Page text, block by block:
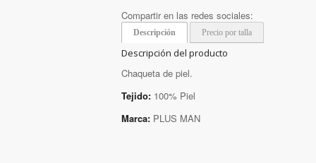
Compartir en las redes sociales:
Descripción Precio por talla
Descripción del producto
Chaqueta de piel.
Tejido: 100% Piel
Marca: PLUS MAN